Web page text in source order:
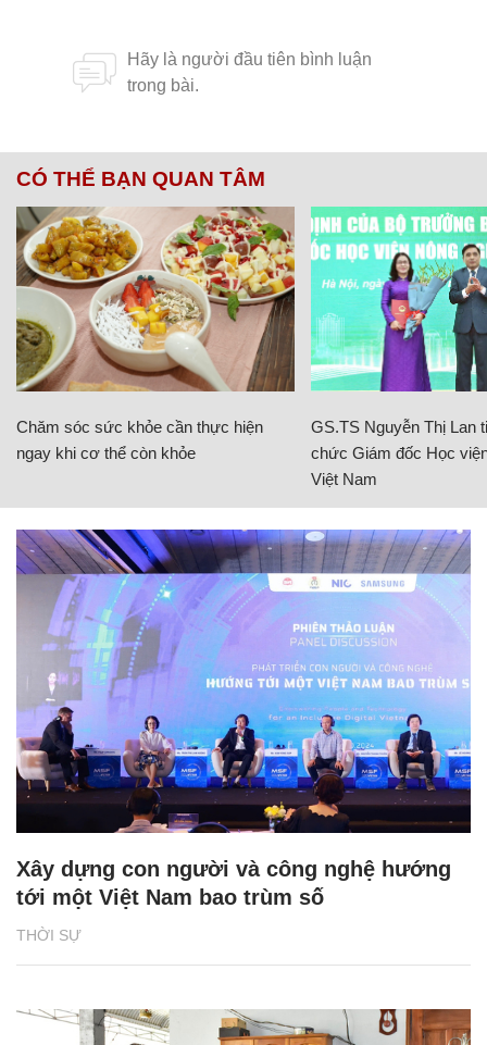
CÓ THỂ BẠN QUAN TÂM
Chăm sóc sức khỏe cần thực hiện
ngay khi cơ thể còn khỏe
GS.TS Nguyễn Thị Lan
chức Giám đốc Học
Việt Nam
THỜI SỰ
Xây dựng con người và công nghệ hướng
tới một Việt Nam bao trùm số